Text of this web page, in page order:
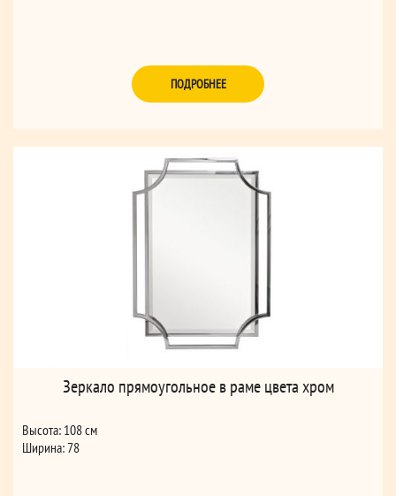
ПОДРОБНЕЕ
Зеркало прямоугольное в раме цвета хром
Высота: 108 см
Ширина: 78